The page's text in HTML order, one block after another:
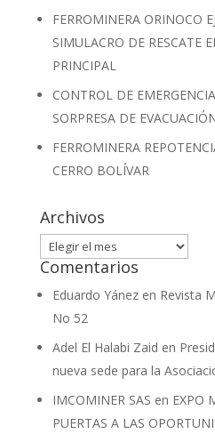
FERROMINERA ORINOCO
SIMULACRO DE RESCATE
PRINCIPAL
CONTROL DE
SORPRESA DE
FERROMINERA
CERRO BOLÍVAR
Archivos
Archivos
Comentarios
Eduardo Yánezen Revista
No 52
Adel El Halabi Zaid en
nueva sede para la
IMCOMINER SAS en EXPO
PUERTAS A LAS